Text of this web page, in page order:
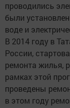
проводились
были
воде и
В 2014 году в
России,
ремонта жилья,
рамках этой
проведены
в этом году